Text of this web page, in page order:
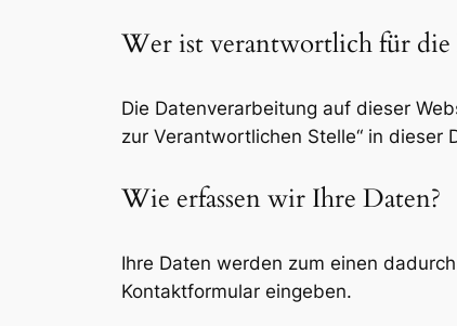
Wer ist verantwortlich für die
Die Datenverarbeitung auf dieser
zur Verantwortlichen Stelle“ in dieser
Wie erfassen wir Ihre Daten?
Ihre Daten werden zum einen
Kontaktformular eingeben.